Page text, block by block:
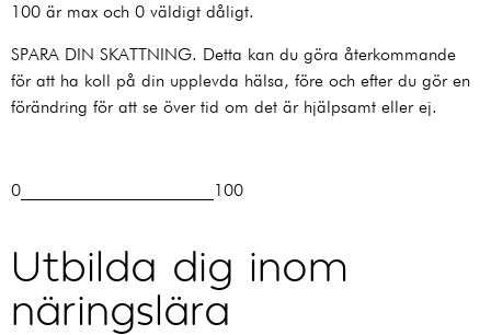
100 är max och 0 väldigt dåligt.
SPARA DIN SKATTNING. Detta kan du göra återkommande
för att ha koll på din upplevda hälsa, före och efter du gör en
förändring för att se över tid om det är hjälpsamt eller ej.
0______________________100
Utbilda dig inom
näringslära